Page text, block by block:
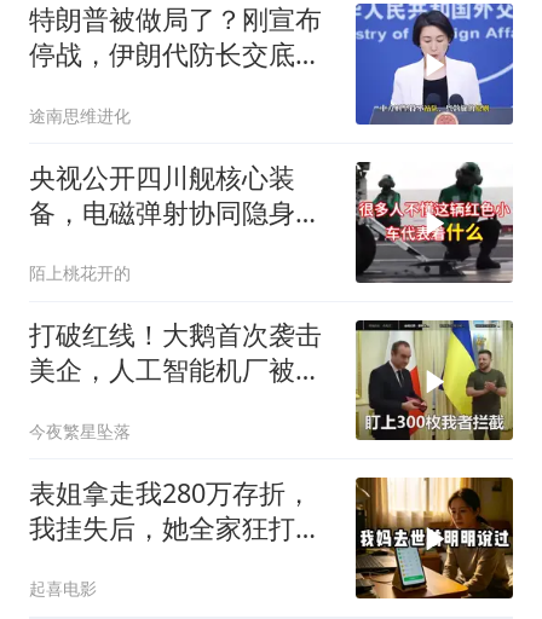
特朗普被做局了？刚宣布
停战，伊朗代防长交底，
途南思维进化
央视公开四川舰核心装
备，电磁弹射协同隐身无
陌上桃花开的
打破红线！大鹅首次袭击
美企，人工智能机厂被摧
今夜繁星坠落
表姐拿走我280万存折，
我挂失后，她全家狂打
起喜电影